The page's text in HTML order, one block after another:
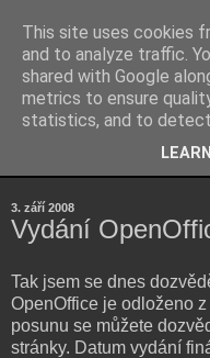
Kubův blog
...osobní blog Jakuba
3. září 2008
Vydání
Tak jsem se dnes
OpenOffice je odloženo
posunu se můžete
stránky. Datum vydání
This site uses cookies
and to analyze traffic.
shared with Google
metrics to ensure
statistics, and to detect